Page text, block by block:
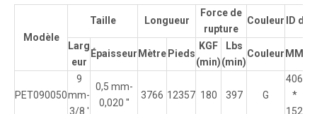
Modèle
Taille Longueur
Force de
rupture
Couleur ID de
Larg
eur
Épaisseur Mètre Pieds
KGF
(min)
Lbs
(min)
Couleur MM
PET090050
9
mm-
3/8 '
0,5 mm-
0,020 ''
3766 12357 180 397 G
406
*
152